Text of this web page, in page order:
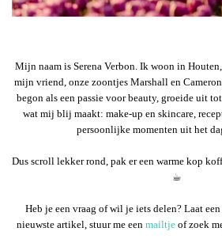
Mijn naam is Serena Verbon. Ik woon in
mijn vriend, onze zoontjes Marshall en
begon als een passie voor beauty, groeide uit
wat mij blij maakt: make-up en skincare,
persoonlijke momenten uit het
Dus scroll lekker rond, pak er een warme kop
☕︎
Heb je een vraag of wil je iets delen? Laat
nieuwste artikel, stuur me een mailtje of zoek